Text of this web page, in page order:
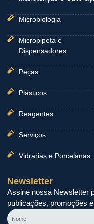
Microbiologia
Micropipeta e
Dispensadores
Peças
Plásticos
Reagentes
Serviços
Vidrarias e Porcelanas
Newsletter
Assine nossa Newsletter
publicações, promoções
Nome